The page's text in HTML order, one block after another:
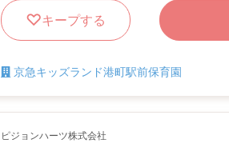
キープする
京急キッズランド港町駅前保育園
ピジョンハーツ株式会社